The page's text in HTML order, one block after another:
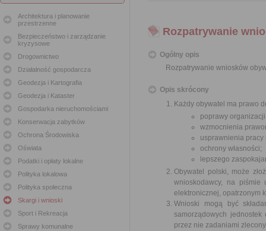
Architektura i planowanie
przestrzenne
Bezpieczeństwo i zarządzanie
kryzysowe
Drogownictwo
Działalność gospodarcza
Geodezja i Kartografia
Geodezja i Kataster
Gospodarka nieruchomościami
Konserwacja zabytków
Ochrona Środowiska
Oświata
Podatki i opłaty lokalne
Polityka lokalowa
Polityka społeczna
Skargi i wnioski
Sport i Rekreacja
Sprawy komunalne
Rozpatrywanie
Ogólny opis
Rozpatrywanie wniosków
Opis skrócony
Każdy obywatel ma prawo
poprawy
wzmocnienia
usprawnienia
ochrony własności;
lepszego
Obywatel polski, może
wnioskodawcy, na piśmie
elektronicznej, opatrzonym
Wnioski mogą być
samorządowych
przez nie zadaniami